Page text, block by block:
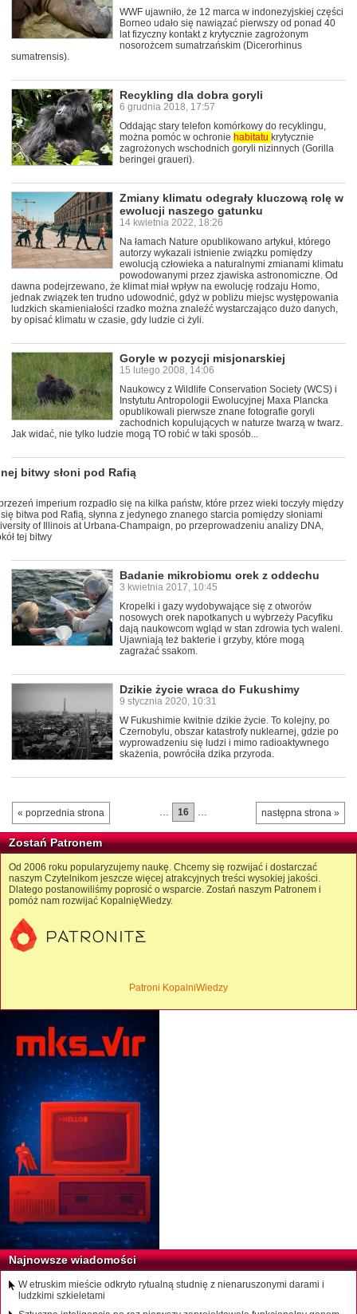
WWF ujawniło, że 12 marca w indonezyjskiej części
Borneo udało się nawiązać pierwszy od ponad 40
lat fizyczny kontakt z krytycznie zagrożonym
nosorożcem sumatrzańskim (Dicerorhinus
sumatrensis).
Recykling dla dobra goryli
6 grudnia 2018, 17:57
Oddając stary telefon komórkowy do recyklingu,
można pomóc w ochronie habitatu krytycznie
zagrożonych wschodnich goryli nizinnych (Gorilla
beringei graueri).
Zmiany klimatu odegrały kluczową rolę w
ewolucji naszego gatunku
14 kwietnia 2022, 18:26
Na łamach Nature opublikowano artykuł, którego
autorzy wykazali istnienie związku pomiędzy
ewolucją człowieka a naturalnymi zmianami klimatu
powodowanymi przez zjawiska astronomiczne. Od
dawna podejrzewano, że klimat miał wpływ na ewolucję rodzaju Homo,
jednak związek ten trudno udowodnić, gdyż w pobliżu miejsc występowania
ludzkich skamieniałości rzadko można znaleźć wystarczająco dużo danych,
by opisać klimatu w czasie, gdy ludzie ci żyli.
Goryle w pozycji misjonarskiej
15 lutego 2008, 14:06
Naukowcy z Wildlife Conservation Society (WCS) i
Instytutu Antropologii Ewolucyjnej Maxa Plancka
opublikowali pierwsze znane fotografie goryli
zachodnich kopulujących w naturze twarzą w twarz.
Jak widać, nie tylko ludzie mogą TO robić w taki sposób...
bitwy słoni pod Rafią
imperium rozpadło się na kilka państw, które przez wieki toczyły między
bitwa pod Rafią, słynna z jedynego znanego starcia pomiędzy słoniami
of Illinois at Urbana-Champaign, po przeprowadzeniu analizy DNA,
tej bitwy
Badanie mikrobiomu orek z oddechu
3 kwietnia 2017, 10:45
Kropelki i gazy wydobywające się z otworów
nosowych orek napotkanych u wybrzeży Pacyfiku
dają naukowcom wgląd w stan zdrowia tych waleni.
Ujawniają też bakterie i grzyby, które mogą
zagrażać ssakom.
Dzikie życie wraca do Fukushimy
9 stycznia 2020, 10:31
W Fukushimie kwitnie dzikie życie. To kolejny, po
Czernobylu, obszar katastrofy nuklearnej, gdzie po
wyprowadzeniu się ludzi i mimo radioaktywnego
skażenia, powróciła dzika przyroda.
« poprzednia strona następna strona »
… 16 …
Zostań Patronem
Od 2006 roku popularyzujemy naukę. Chcemy się rozwijać i dostarczać
naszym Czytelnikom jeszcze więcej atrakcyjnych treści wysokiej jakości.
Dlatego postanowiliśmy poprosić o wsparcie. Zostań naszym Patronem i
pomóż nam rozwijać KopalnięWiedzy.
Patroni KopalniWiedzy
Najnowsze wiadomości
W etruskim mieście odkryto rytualną studnię z nienaruszonymi darami i
ludzkimi szkieletami